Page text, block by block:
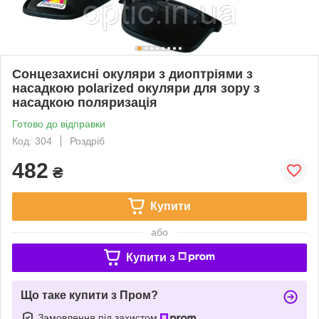
Сонцезахисні окуляри з диоптріями з
насадкою polarized окуляри для зору з
насадкою поляризація
Готово до відправки
Код: 304
Роздріб
482 ₴
Купити
або
Купити з
Що таке купити з Пром?